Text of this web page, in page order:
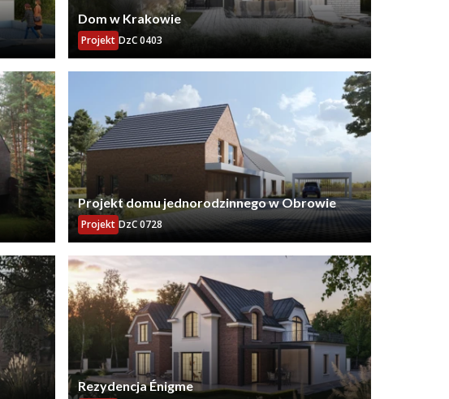
Dom w Krakowie
Projekt DzC 0403
Projekt domu jednorodzinnego w Obrowie
Projekt DzC 0728
Rezydencja Énigme